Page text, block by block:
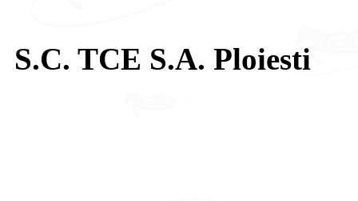
S.C. TCE S.A. Ploiesti